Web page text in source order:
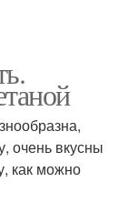
очень вкусны
как можно